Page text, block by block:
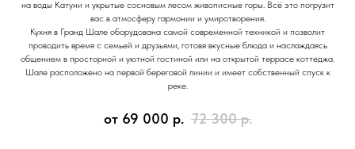
на воды Катуни и укрытые сосновым лесом живописные горы. Всё это погрузит
вас в атмосферу гармонии и умиротворения.
Кухня в Гранд Шале оборудована самой современной техникой и позволит
проводить время с семьей и друзьями, готовя вкусные блюда и наслаждаясь
общением в просторной и уютной гостиной или на открытой террасе коттеджа.
Шале расположено на первой береговой линии и имеет собственный спуск к
реке.
от 69 000 р. 72 300 р.